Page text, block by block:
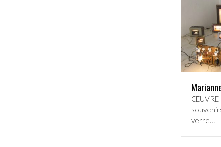
ŒUVRE
verre…